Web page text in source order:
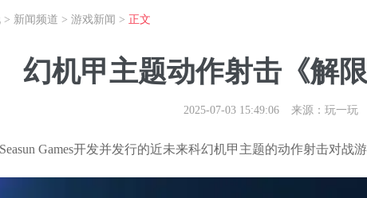
> 新闻频道 > 游戏新闻 > 正文
幻机甲主题动作射击《解
2025-07-03 15:49:06 来源：玩一玩
Games开发并发行的近未来科幻机甲主题的动作射击对战